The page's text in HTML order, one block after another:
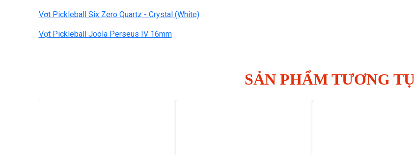
Vợt Pickleball Six Zero Quartz - Crystal (White)
Vợt Pickleball Joola Perseus IV 16mm
SẢN PHẨM TƯƠNG